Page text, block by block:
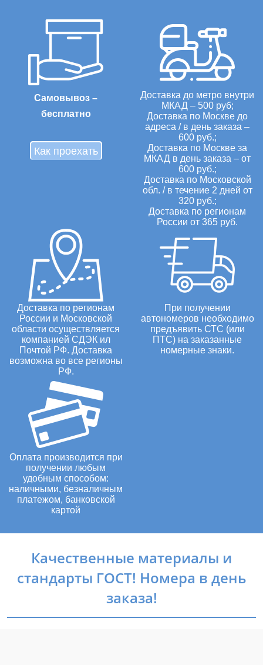
Самовывоз –
бесплатно
Как проехать
Доставка до метро внутри
МКАД – 500 руб;
Доставка по Москве до
адреса / в день заказа –
600 руб.;
Доставка по Москве за
МКАД в день заказа – от
600 руб.;
Доставка по Московской
обл. / в течение 2 дней от
320 руб.;
Доставка по регионам
России от 365 руб.
Доставка по регионам
России и Московской
области осуществляется
компанией СДЭК ил
Почтой РФ. Доставка
возможна во все регионы
РФ.
При получении
автономеров необходимо
предъявить СТС (или
ПТС) на заказанные
номерные знаки.
Оплата производится при
получении любым
удобным способом:
наличными, безналичным
платежом, банковской
картой
Качественные материалы и
стандарты ГОСТ! Номера в день
заказа!